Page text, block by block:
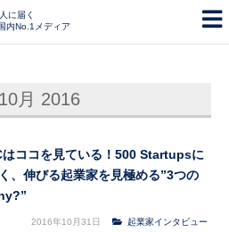
に届く
内No.1メディア
10月 2016
はココを見ている！500 Startupsに
、伸びる起業家を見極める”3つの
2016年10月31日 起業家インタビュー